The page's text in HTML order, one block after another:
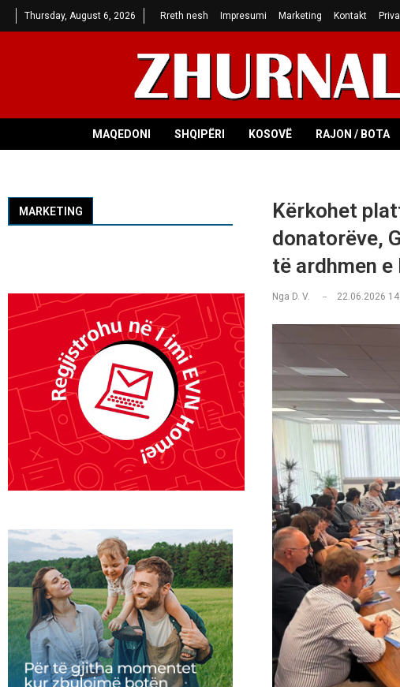
Thursday, August 6, 2026 Rreth nesh Impresumi Marketing Kontakt
MAQEDONI SHQIPËRI KOSOVË RAJON / BOTA
Kërkohet
donatorëve,
të ardhmen e
Nga D. V. 22.06.2026
MARKETING